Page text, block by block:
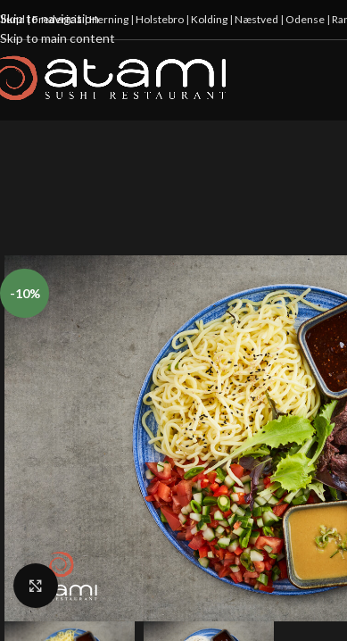
Skip to navigation
Skip to main content
|Fredericia|Herning | Holstebro | Kolding | Næstved | Odense |
-10%
Klik for at forstørre